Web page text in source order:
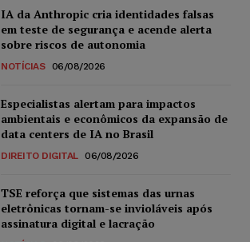
IA da Anthropic cria identidades falsas
em teste de segurança e acende alerta
sobre riscos de autonomia
NOTÍCIAS 06/08/2026
Especialistas alertam para impactos
ambientais e econômicos da expansão de
data centers de IA no Brasil
DIREITO DIGITAL 06/08/2026
TSE reforça que sistemas das urnas
eletrônicas tornam-se invioláveis após
assinatura digital e lacração